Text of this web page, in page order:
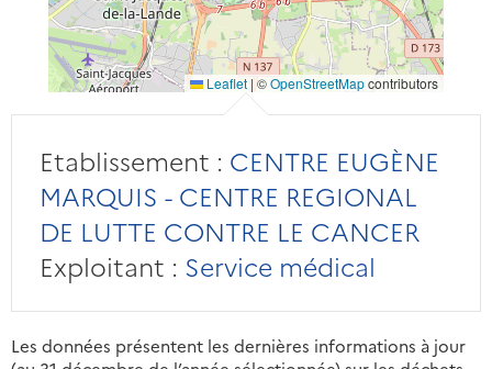
Leaflet | ©OpenStreetMapcontributors
Etablissement : CENTRE EUGÈNE
MARQUIS - CENTRE REGIONAL
DE LUTTE CONTRE LE CANCER
Exploitant : Service médical
Les données présentent les dernières informations à jour